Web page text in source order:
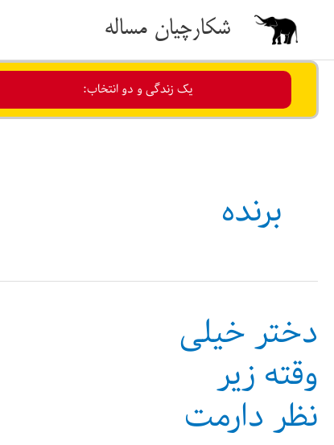
شکارچیان مساله
یک زندگی و دو انتخاب:
برنده
دختر خیلی
وقته زیر
نظر دارمت